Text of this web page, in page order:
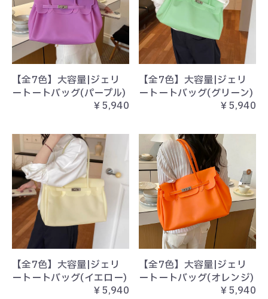
【全7色】大容量|ジェリ
ートートバッグ(パープル)
￥5,940
【全7色】大容量|ジェリ
ートートバッグ(グリーン)
￥5,940
【全7色】大容量|ジェリ
ートートバッグ(イエロー)
￥5,940
【全7色】大容量|ジェリ
ートートバッグ(オレンジ)
￥5,940